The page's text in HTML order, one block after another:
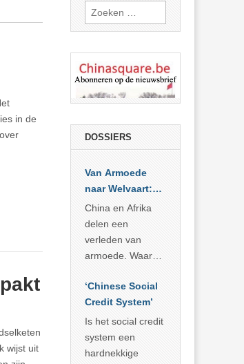
in de
wijst uit
Zoeken
naar:
DOSSIERS
Van Armoede
naar Welvaart:
Wat Afrika kan
leren van
China’s
economisch
China en Afrika
delen een
verleden van
armoede. Waar
voorbije veertig
jaar in slaagde
meer dan 800
miljoen mensen
uit de armoede
‘Chinese Social
Credit System’
Is het social credit
system een
hardnekkige